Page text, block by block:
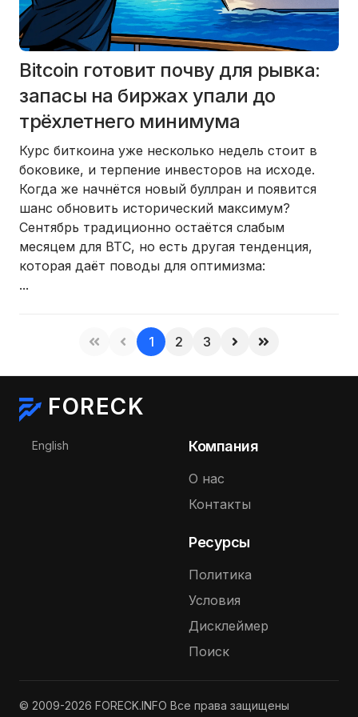
Bitcoin готовит почву для рывка:
запасы на биржах упали до
трёхлетнего минимума
Курс биткоина уже несколько недель стоит в
боковике, и терпение инвесторов на исходе.
Когда же начнётся новый буллран и появится
шанс обновить исторический максимум?
Сентябрь традиционно остаётся слабым
месяцем для BTC, но есть другая тенденция,
которая даёт поводы для оптимизма:
...
1 2 3
FORECK
Выберите язык
English Компания
О нас
Контакты
Ресурсы
Политика
Условия
Дисклеймер
Поиск
© 2009-2026 FORECK.INFO Все права защищены